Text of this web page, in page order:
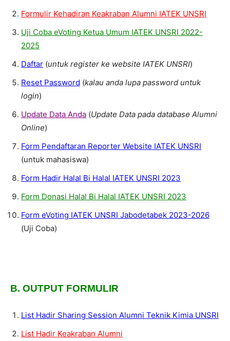
Formulir Kehadiran Keakraban Alumni IATEK UNSRI
Uji Coba eVoting Ketua Umum IATEK UNSRI 2022-
2025
Daftar (untuk register ke website IATEK UNSRI)
Reset Password (kalau anda lupa password untuk
login)
Update Data Anda (Update Data pada database Alumni
Online)
Form Pendaftaran Reporter Website IATEK UNSRI
(untuk mahasiswa)
Form Hadir Halal Bi Halal IATEK UNSRI 2023
Form Donasi Halal Bi Halal IATEK UNSRI 2023
Form eVoting IATEK UNSRI Jabodetabek 2023-2026
(Uji Coba)
B. OUTPUT FORMULIR
List Hadir Sharing Session Alumni Teknik Kimia UNSRI
List Hadir Keakraban Alumni